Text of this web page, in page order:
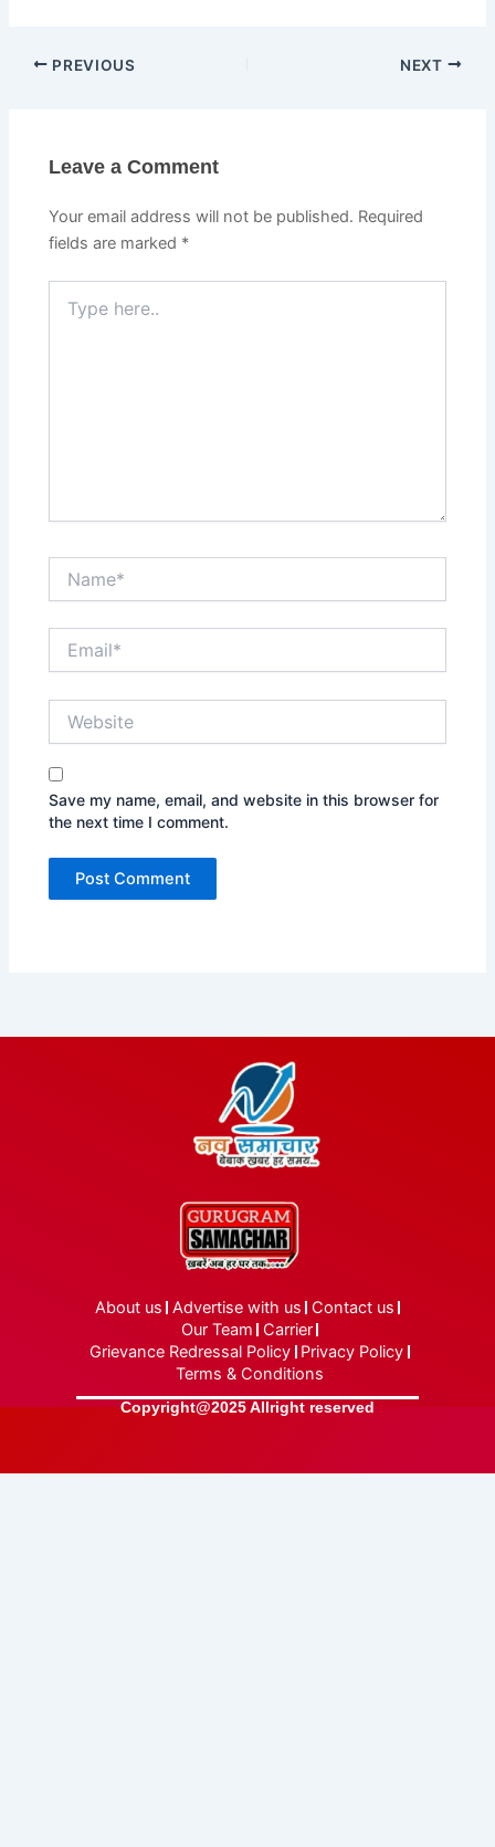
PREVIOUS NEXT
Leave a Comment
Your email address will not be published. Required
fields are marked *
here..
Save my name, email, and website in this browser for
the next time I comment.
About us Advertise with us Contact us
Our Team Carrier
Grievance Redressal Policy Privacy Policy
Terms & Conditions
Copyright@2025 Allright reserved